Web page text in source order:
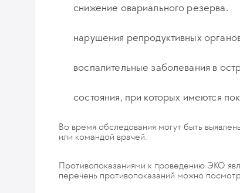
снижение овариального резерва.
нарушения репродуктивных
воспалительные заболевания в
состояния, при которых имеются
Во время обследования могут быть
или командой врачей.
Противопоказаниями к проведению ЭКО
перечень противопоказаний можно